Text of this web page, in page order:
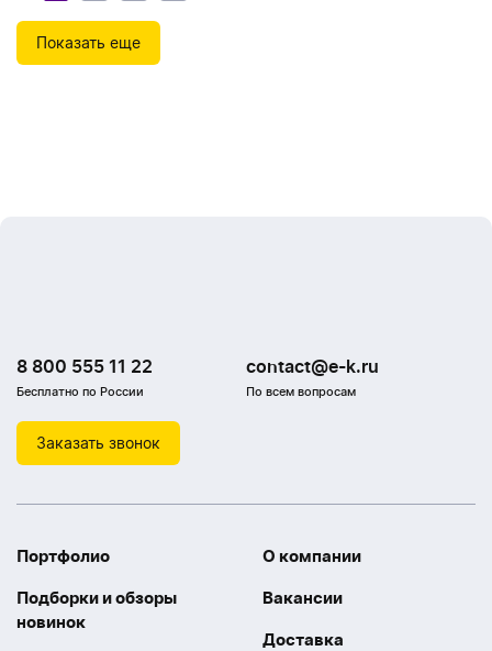
Показать еще
8 800 555 11 22
Бесплатно по России
contact@e-k.ru
По всем вопросам
Заказать звонок
Портфолио
Подборки и обзоры
новинок
О компании
Вакансии
Доставка